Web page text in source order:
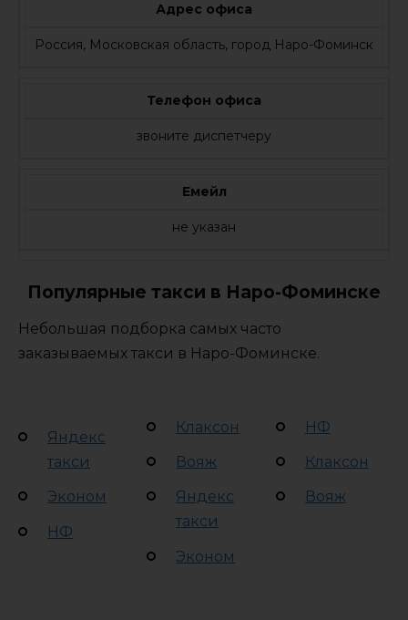
Адрес офиса
Россия, Московская область, город Наро-Фоминск
Телефон офиса
звоните диспетчеру
Емейл
не указан
Популярные такси в Наро-Фоминске
Небольшая подборка самых часто
заказываемых такси в Наро-Фоминске.
Яндекс
такси
Эконом
НФ
Клаксон
Вояж
Яндекс
такси
Эконом
НФ
Клаксон
Вояж